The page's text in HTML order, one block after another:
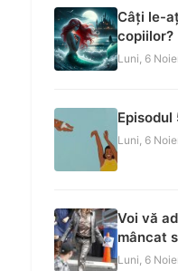
Câți le-
copiilor?
Luni, 6
Luni, 6
Voi vă
mâncat
Luni, 6